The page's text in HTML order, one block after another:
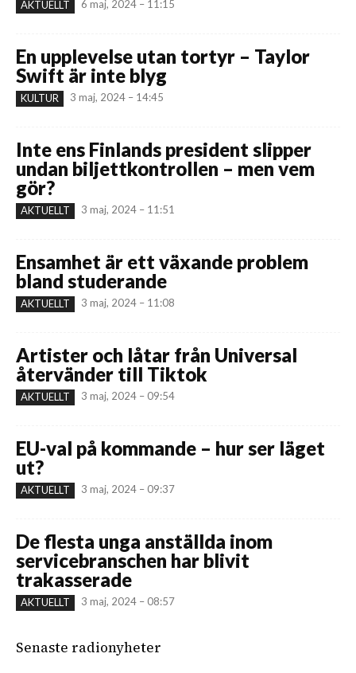
AKTUELLT 6 maj, 2024 – 11:15
En upplevelse utan tortyr – Taylor
Swift är inte blyg
KULTUR 3 maj, 2024 – 14:45
Inte ens Finlands president slipper
undan biljettkontrollen – men vem
gör?
AKTUELLT 3 maj, 2024 – 11:51
Ensamhet är ett växande problem
bland studerande
AKTUELLT 3 maj, 2024 – 11:08
Artister och låtar från Universal
återvänder till Tiktok
AKTUELLT 3 maj, 2024 – 09:54
EU-val på kommande – hur ser läget
ut?
AKTUELLT 3 maj, 2024 – 09:37
De flesta unga anställda inom
servicebranschen har blivit
trakasserade
AKTUELLT 3 maj, 2024 – 08:57
Senaste radionyheter